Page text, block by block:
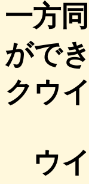
一方
がで
クウ
ウイ